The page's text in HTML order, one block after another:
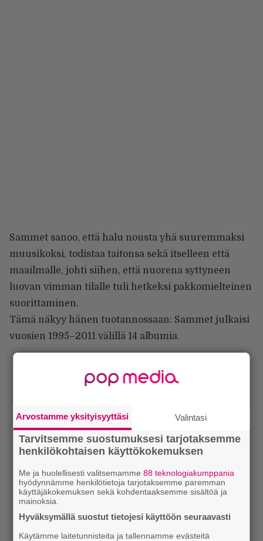
Sammet sanoo, että halu nousta yhä suuremmaksi
muusikoksi, todistaa taitonsa sekä itselleen että
maailmalle, johti siihen, että nuorena syttyneen
luovan vimman tilalle tuli hetkeksi pakkomielteinen
suorittaminen.
Tämä näkyy hänen tuotannossaan: Sammet julkaisi
vuosien 1995–2011 välillä 14 albumia.
Arvostamme yksityisyyttäsi Valintasi
Tarvitsemme suostumuksesi tarjotaksemme
henkilökohtaisen käyttökokemuksen
Me ja huolellisesti valitsemamme88 teknologiakumppania
hyödynnämme henkilötietoja tarjotaksemme paremman
käyttäjäkokemuksen sekä kohdentaaksemme sisältöä ja
mainoksia.
Hyväksymällä suostut tietojesi käyttöön seuraavasti
Käytämme laitetunnisteita ja tallennamme evästeitä